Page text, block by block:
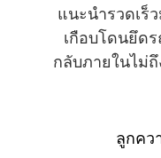
แนะนำรวดเร็
เกือบโดนยึด
กลับภายในไม่
ลูกคว